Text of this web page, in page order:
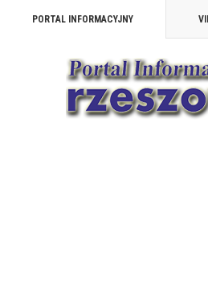
PORTAL INFORMACYJNY